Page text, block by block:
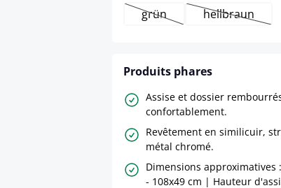
grün(Cette option n'est pas
hellbraun
(Cette
Produits phares
Assise et dossier
confortablement.
Revêtement en similicuir,
métal chromé.
Dimensions approximatives
- 108x49 cm | Hauteur